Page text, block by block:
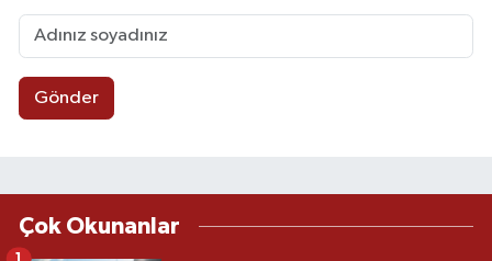
Gönder
Çok Okunanlar